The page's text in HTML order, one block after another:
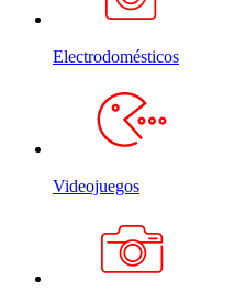
Electrodomésticos
Videojuegos